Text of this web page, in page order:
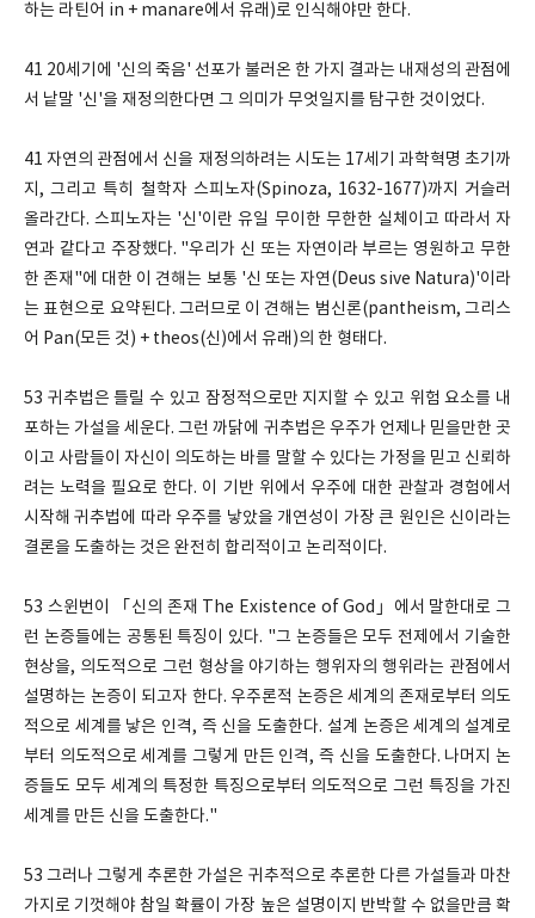
하는 라틴어 in + manare에서 유래)로 인식해야만 한다.
41 20세기에 '신의 죽음' 선포가 불러온 한 가지 결과는 내재성의 관점에
서 낱말 '신'을 재정의한다면 그 의미가 무엇일지를 탐구한 것이었다.
41 자연의 관점에서 신을 재정의하려는 시도는 17세기 과학혁명 초기까
지, 그리고 특히 철학자 스피노자(Spinoza, 1632-1677)까지 거슬러
올라간다. 스피노자는 '신'이란 유일 무이한 무한한 실체이고 따라서 자
연과 같다고 주장했다. "우리가 신 또는 자연이라 부르는 영원하고 무한
한 존재"에 대한 이 견해는 보통 '신 또는 자연(Deus sive Natura)'이라
는 표현으로 요약된다. 그러므로 이 견해는 범신론(pantheism, 그리스
어 Pan(모든 것) + theos(신)에서 유래)의 한 형태다.
53 귀추법은 틀릴 수 있고 잠정적으로만 지지할 수 있고 위험 요소를 내
포하는 가설을 세운다. 그런 까닭에 귀추법은 우주가 언제나 믿을만한 곳
이고 사람들이 자신이 의도하는 바를 말할 수 있다는 가정을 믿고 신뢰하
려는 노력을 필요로 한다. 이 기반 위에서 우주에 대한 관찰과 경험에서
시작해 귀추법에 따라 우주를 낳았을 개연성이 가장 큰 원인은 신이라는
결론을 도출하는 것은 완전히 합리적이고 논리적이다.
53 스윈번이 「신의 존재 The Existence of God」에서 말한대로 그
런 논증들에는 공통된 특징이 있다. "그 논증들은 모두 전제에서 기술한
현상을, 의도적으로 그런 형상을 야기하는 행위자의 행위라는 관점에서
설명하는 논증이 되고자 한다. 우주론적 논증은 세계의 존재로부터 의도
적으로 세계를 낳은 인격, 즉 신을 도출한다. 설계 논증은 세계의 설계로
부터 의도적으로 세계를 그렇게 만든 인격, 즉 신을 도출한다. 나머지 논
증들도 모두 세계의 특정한 특징으로부터 의도적으로 그런 특징을 가진
세계를 만든 신을 도출한다."
53 그러나 그렇게 추론한 가설은 귀추적으로 추론한 다른 가설들과 마찬
가지로 기껏해야 참일 확률이 가장 높은 설명이지 반박할 수 없을만큼 확